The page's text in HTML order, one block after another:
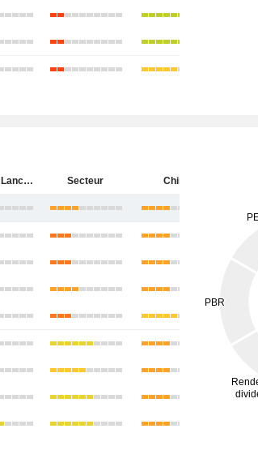
Huaneng Lancang River Hydropower Inc. Secteur Chine